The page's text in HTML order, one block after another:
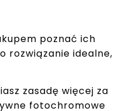
poznać ich
rozwiązanie idealne,
zasadę więcej za
fotochromowe